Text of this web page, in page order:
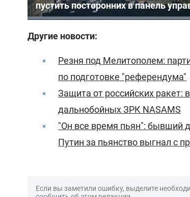
пустить посторонних в панель
Другие новости:
Резня под Мелитополем:
по подготовке "референдума"
Защита от российских ракет:
дальнобойных ЗРК NASAMS
"Он все время пьян": бывший
Путин за пьянство выгнал с
Если вы заметили ошибку, выделите